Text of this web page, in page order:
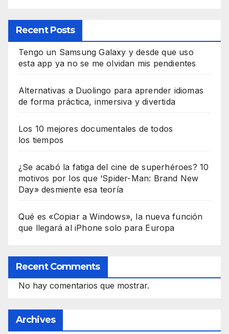
Recent Posts
Tengo un Samsung Galaxy y desde que uso
esta app ya no se me olvidan mis pendientes
Alternativas a Duolingo para aprender idiomas
de forma práctica, inmersiva y divertida
Los 10 mejores documentales de todos
los tiempos
¿Se acabó la fatiga del cine de superhéroes? 10
motivos por los que ‘Spider-Man: Brand New
Day» desmiente esa teoría
Qué es «Copiar a Windows», la nueva función
que llegará al iPhone solo para Europa
Recent Comments
No hay comentarios que mostrar.
Archives